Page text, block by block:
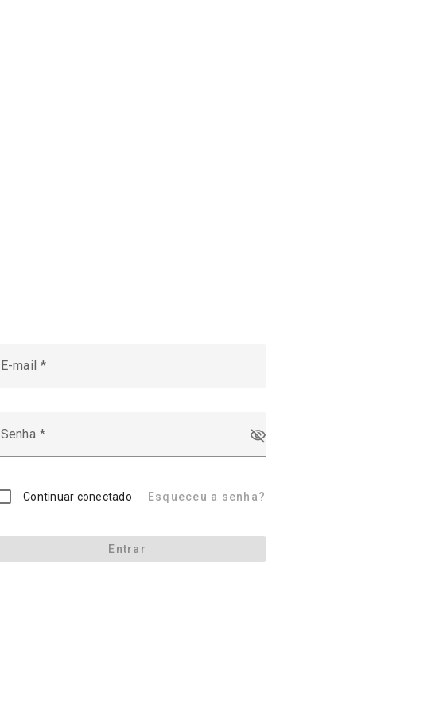
E-mail
Senha
Continuar conectado Esqueceu a senha?
Entrar